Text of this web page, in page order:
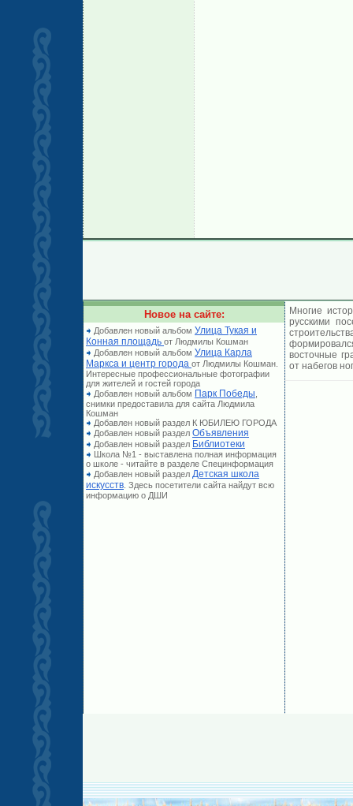
Новое на сайте:
Добавлен новый альбом Улица Тукая и
Конная площадь от Людмилы Кошман
Добавлен новый альбом Улица Карла
Маркса и центр города от Людмилы Кошман.
Интересные профессиональные фотографии
для жителей и гостей города
Добавлен новый альбом Парк Победы
снимки предоставила для сайта Людмила
Кошман
Добавлен новый раздел К ЮБИЛЕЮ ГОРОДА
Добавлен новый раздел Объявления
Добавлен новый раздел Библиотеки
Школа №1 - выставлена полная информация
о школе - читайте в разделе Специнформация
Добавлен новый раздел Детская школа
искусств . Здесь посетители сайта найдут всю
информацию о ДШИ
Многие
русскими
восточные
от набегов